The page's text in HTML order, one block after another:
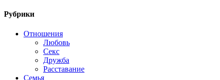
Рубрики
Отношения
Любовь
Секс
Дружба
Расставание
Семья